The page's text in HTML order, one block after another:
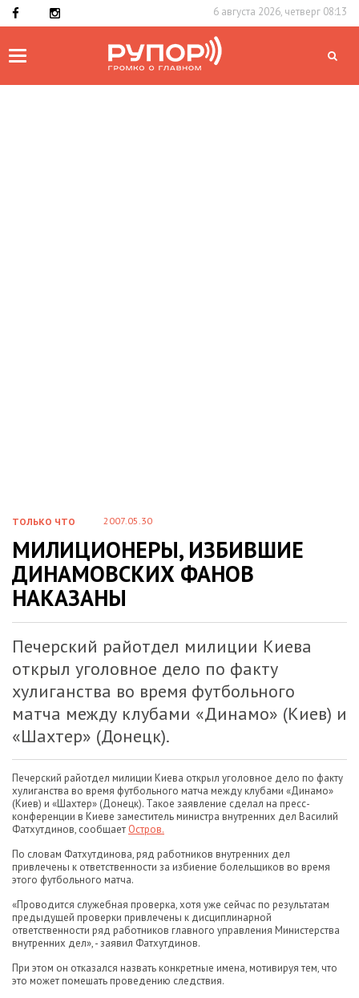
6 августа 2026, четверг 08:13
Toggle
ТОЛЬКО ЧТО 2007.05.30
МИЛИЦИОНЕРЫ, ИЗБИВШИЕ
ДИНАМОВСКИХ ФАНОВ
НАКАЗАНЫ
Печерский райотдел милиции Киева
открыл уголовное дело по факту
хулиганства во время футбольного
матча между клубами «Динамо» (Киев) и
«Шахтер» (Донецк).
Печерский райотдел милиции Киева открыл уголовное дело по факту
хулиганства во время футбольного матча между клубами «Динамо»
(Киев) и «Шахтер» (Донецк). Такое заявление сделал на пресс-
конференции в Киеве заместитель министра внутренних дел Василий
Фатхутдинов, сообщает Остров.
По словам Фатхутдинова, ряд работников внутренних дел
привлечены к ответственности за избиение болельщиков во время
этого футбольного матча.
«Проводится служебная проверка, хотя уже сейчас по результатам
предыдущей проверки привлечены к дисциплинарной
ответственности ряд работников главного управления Министерства
внутренних дел», - заявил Фатхутдинов.
При этом он отказался назвать конкретные имена, мотивируя тем, что
это может помешать проведению следствия.